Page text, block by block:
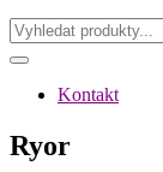
Kontakt
Ryor